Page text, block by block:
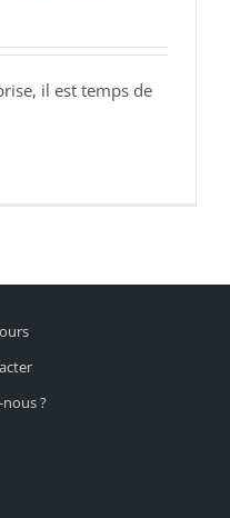
il est temps de
?